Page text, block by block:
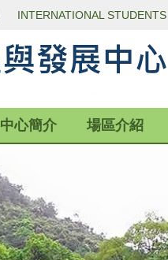
INTERNATIONAL STUDENTS
中心簡介 場區介紹